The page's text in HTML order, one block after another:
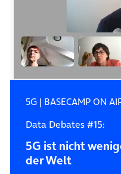
5G| BASECAMP ON
Data Debates #15:
5G ist nicht
der Welt